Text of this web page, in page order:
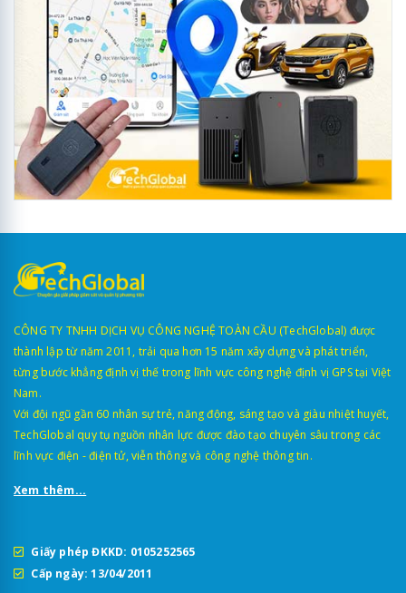
CÔNG TY TNHH DỊCH VỤ CÔNG NGHỆ TOÀN CẦU (TechGlobal) được
thành lập từ năm 2011, trải qua hơn 15 năm xây dựng và phát triển,
từng bước khẳng định vị thế trong lĩnh vực công nghệ định vị GPS tại Việt
Nam.
Với đội ngũ gần 60 nhân sự trẻ, năng động, sáng tạo và giàu nhiệt huyết,
TechGlobal quy tụ nguồn nhân lực được đào tạo chuyên sâu trong các
lĩnh vực điện - điện tử, viễn thông và công nghệ thông tin.
Xem thêm...
Giấy phép ĐKKD: 0105252565
Cấp ngày: 13/04/2011